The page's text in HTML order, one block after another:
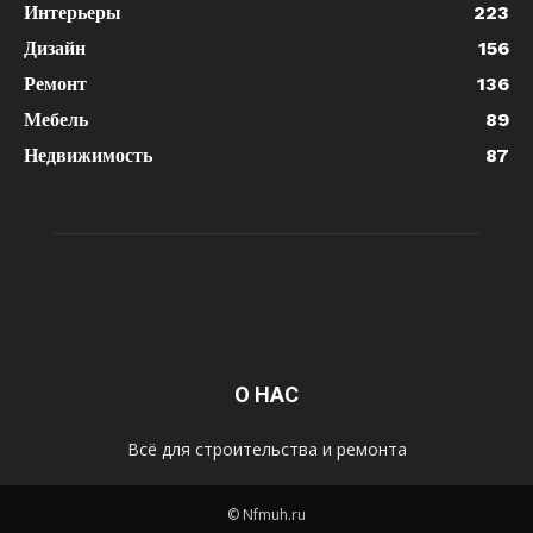
Интерьеры
223
Дизайн
156
Ремонт
136
Мебель
89
Недвижимость
87
О НАС
Всё для строительства и ремонта
© Nfmuh.ru